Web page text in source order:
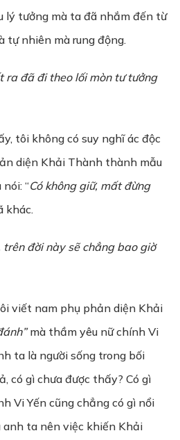
lý tưởng mà ta đã nhắm đến từ
tự nhiên mà rung động.
t ra đã đi theo lối mòn tưtưởng
tôi không có suy nghĩ ác độc
diện Khải Thành thành mẫu
“Có không giữ, mất đừng
khác.
trên đời này sẽchẳng bao giờ
viết nam phụ phản diện Khải
mà thầm yêu nữ chính Vi
ta là người sống trong bối
có gì chưa được thấy? Có gì
Vi Yến cũng chẳng có gì nổi
ta nên việc khiến Khải